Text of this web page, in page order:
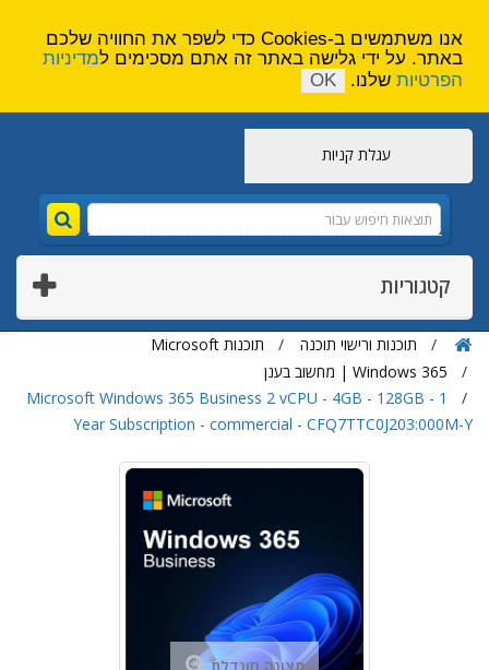
עגלת קניות
קטגוריות
תוכנות ורישוי תוכנה
תוכנות Microsoft
Windows 365 | מחשוב בענן
Microsoft Windows 365 Business 2 vCPU - 4GB - 128GB - 1
Year Subscription - commercial - CFQ7TTC0J203:000M-Y
אנו משתמשים ב-Cookies כדי לשפר את החוויה שלכם
באתר. על ידי גלישה באתר זה אתם מסכימים למדיניות
הפרטיות שלנו. OK